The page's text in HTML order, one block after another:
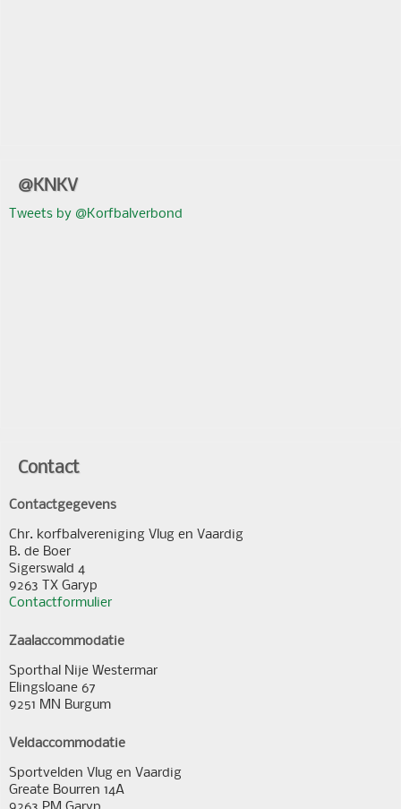
@KNKV
Tweets by @Korfbalverbond
Contact
Contactgegevens
Chr. korfbalvereniging Vlug en Vaardig
B. de Boer
Sigerswald 4
9263 TX Garyp
Contactformulier
Zaalaccommodatie
Sporthal Nije Westermar
Elingsloane 67
9251 MN Burgum
Veldaccommodatie
Sportvelden Vlug en Vaardig
Greate Bourren 14A
9263 PM Garyp